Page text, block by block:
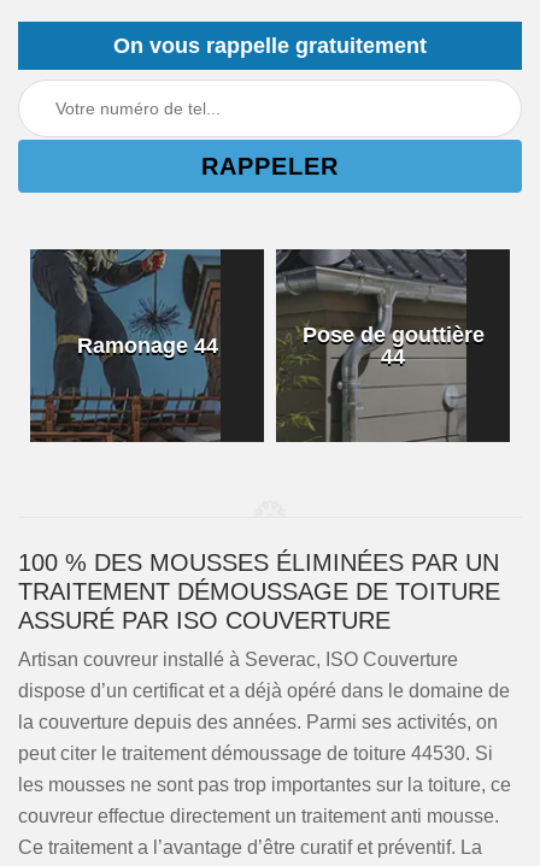
On vous rappelle gratuitement
Ramonage 44
Pose de gouttière
44
100 % DES MOUSSES ÉLIMINÉES PAR UN
TRAITEMENT DÉMOUSSAGE DE TOITURE
ASSURÉ PAR ISO COUVERTURE
Artisan couvreur installé à Severac, ISO Couverture
dispose d’un certificat et a déjà opéré dans le domaine de
la couverture depuis des années. Parmi ses activités, on
peut citer le traitement démoussage de toiture 44530. Si
les mousses ne sont pas trop importantes sur la toiture, ce
couvreur effectue directement un traitement anti mousse.
Ce traitement a l’avantage d’être curatif et préventif. La